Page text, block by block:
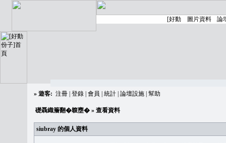
» 遊客: 注冊 登錄 會員 統計 論壇設施 幫助
礎聶織簷翻�䪖壅� » 查看資料
siubray 的個人資料